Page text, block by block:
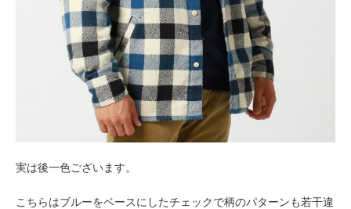
実は後一色ございます。
こちらはブルーをベースにしたチェックで柄のパターンも若干違